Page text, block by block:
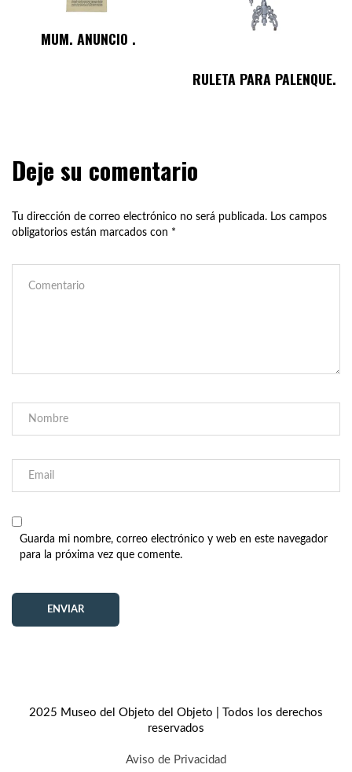
MUM. ANUNCIO .
RULETA PARA PALENQUE.
Deje su comentario
Tu dirección de correo electrónico no será publicada. Los campos
obligatorios están marcados con *
Guarda mi nombre, correo electrónico y web en este navegador
para la próxima vez que comente.
2025 Museo del Objeto del Objeto | Todos los derechos
reservados
Aviso de Privacidad